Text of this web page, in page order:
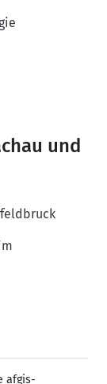
und
afgis-